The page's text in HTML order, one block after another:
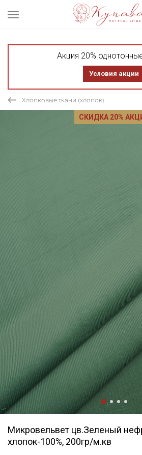
Акция 20%
Условия акции
Хлопковые ткани (хлопок)
СКИДКА 20%
Микровельвет цв.Зеленый
хлопок-100%, 200гр/м.кв